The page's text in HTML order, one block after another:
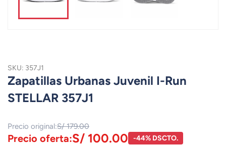
SKU: 357J1
Zapatillas Urbanas Juvenil I-Run
STELLAR 357J1
Precio original:S/ 179.00
Precio oferta:S/ 100.00 -44% DSCTO.